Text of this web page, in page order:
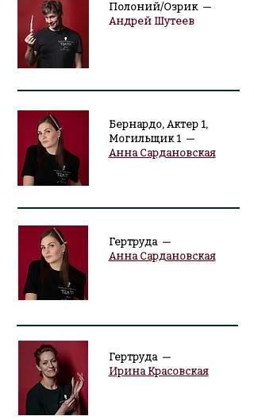
Полоний/Озрик —
Андрей Шутеев
Бернардо, Актер 1,
Могильщик 1 —
Анна Сардановская
Гертруда —
Анна Сардановская
Гертруда —
Ирина Красовская